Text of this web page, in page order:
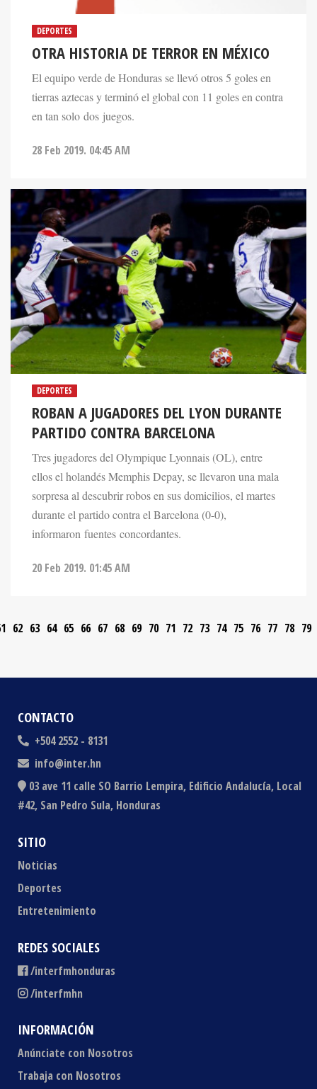
DEPORTES
OTRA HISTORIA DE TERROR EN MÉXICO
El equipo verde de Honduras se llevó otros 5 goles en
tierras aztecas y terminó el global con 11 goles en contra
en tan solo dos juegos.
28 Feb 2019. 04:45 AM
DEPORTES
ROBAN A JUGADORES DEL LYON DURANTE
PARTIDO CONTRA BARCELONA
Tres jugadores del Olympique Lyonnais (OL), entre
ellos el holandés Memphis Depay, se llevaron una mala
sorpresa al descubrir robos en sus domicilios, el martes
durante el partido contra el Barcelona (0-0),
informaron fuentes concordantes.
20 Feb 2019. 01:45 AM
62 63 64 65 66 67 68 69 70 71 72 73 74 75 76 77 78 79
CONTACTO
+504 2552 - 8131
info@inter.hn
03 ave 11 calle SO Barrio Lempira, Edificio Andalucía, Local
#42, San Pedro Sula, Honduras
SITIO
Noticias
Deportes
Entretenimiento
REDES SOCIALES
/interfmhonduras
/interfmhn
INFORMACIÓN
Anúnciate con Nosotros
Trabaja con Nosotros